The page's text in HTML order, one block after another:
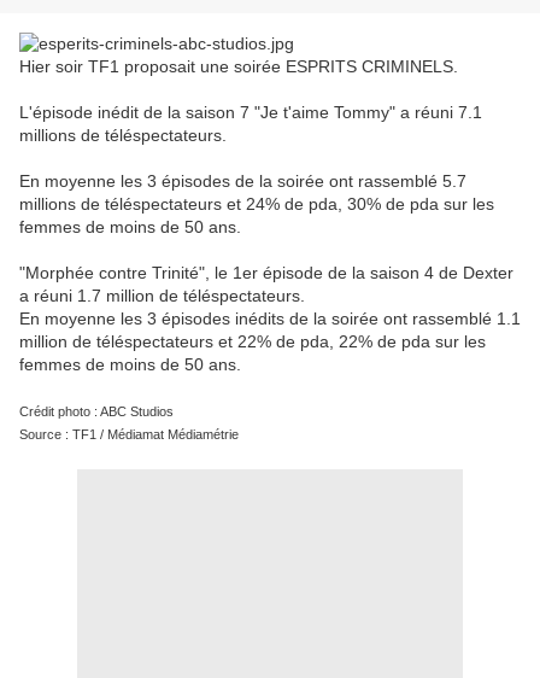
Hier soir TF1 proposait une soirée ESPRITS CRIMINELS.
L'épisode inédit de la saison 7 "Je t'aime Tommy" a réuni 7.1
millions de téléspectateurs.
En moyenne les 3 épisodes de la soirée ont rassemblé 5.7
millions de téléspectateurs et 24% de pda, 30% de pda sur les
femmes de moins de 50 ans.
"Morphée contre Trinité", le 1er épisode de la saison 4 de Dexter
a réuni 1.7 million de téléspectateurs.
En moyenne les 3 épisodes inédits de la soirée ont rassemblé 1.1
million de téléspectateurs et 22% de pda, 22% de pda sur les
femmes de moins de 50 ans.
Crédit photo : ABC Studios
Source : TF1 / Médiamat Médiamétrie